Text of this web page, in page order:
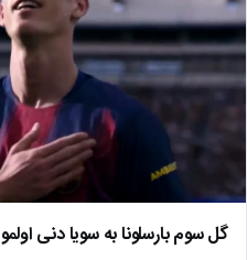
گل سوم بارسلونا به سویا دنی اولمو